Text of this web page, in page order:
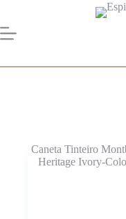
o
conteúdo